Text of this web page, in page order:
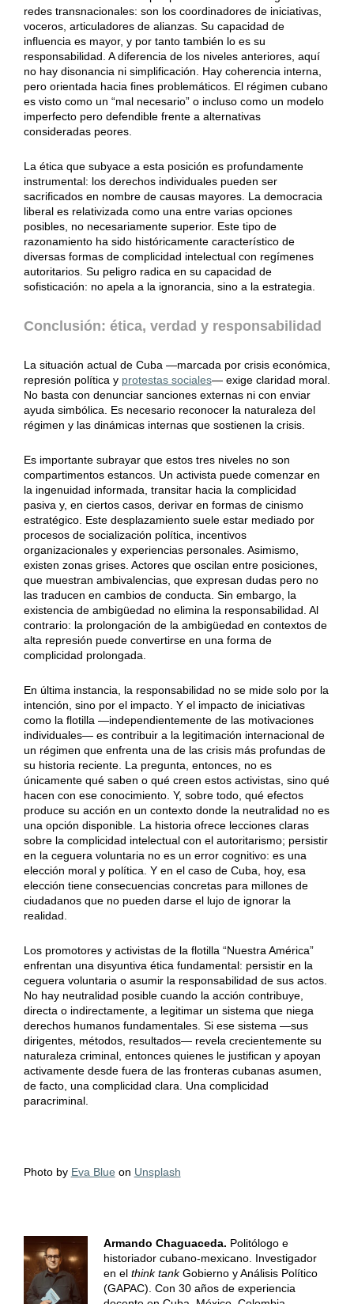
redes transnacionales: son los coordinadores de iniciativas,
voceros, articuladores de alianzas. Su capacidad de
influencia es mayor, y por tanto también lo es su
responsabilidad. A diferencia de los niveles anteriores, aquí
no hay disonancia ni simplificación. Hay coherencia interna,
pero orientada hacia fines problemáticos. El régimen cubano
es visto como un “mal necesario” o incluso como un modelo
imperfecto pero defendible frente a alternativas
consideradas peores.
La ética que subyace a esta posición es profundamente
instrumental: los derechos individuales pueden ser
sacrificados en nombre de causas mayores. La democracia
liberal es relativizada como una entre varias opciones
posibles, no necesariamente superior. Este tipo de
razonamiento ha sido históricamente característico de
diversas formas de complicidad intelectual con regímenes
autoritarios. Su peligro radica en su capacidad de
sofisticación: no apela a la ignorancia, sino a la estrategia.
Conclusión: ética, verdad y responsabilidad
La situación actual de Cuba —marcada por crisis económica,
represión política y protestas sociales— exige claridad moral.
No basta con denunciar sanciones externas ni con enviar
ayuda simbólica. Es necesario reconocer la naturaleza del
régimen y las dinámicas internas que sostienen la crisis.
Es importante subrayar que estos tres niveles no son
compartimentos estancos. Un activista puede comenzar en
la ingenuidad informada, transitar hacia la complicidad
pasiva y, en ciertos casos, derivar en formas de cinismo
estratégico. Este desplazamiento suele estar mediado por
procesos de socialización política, incentivos
organizacionales y experiencias personales. Asimismo,
existen zonas grises. Actores que oscilan entre posiciones,
que muestran ambivalencias, que expresan dudas pero no
las traducen en cambios de conducta. Sin embargo, la
existencia de ambigüedad no elimina la responsabilidad. Al
contrario: la prolongación de la ambigüedad en contextos de
alta represión puede convertirse en una forma de
complicidad prolongada.
En última instancia, la responsabilidad no se mide solo por la
intención, sino por el impacto. Y el impacto de iniciativas
como la flotilla —independientemente de las motivaciones
individuales— es contribuir a la legitimación internacional de
un régimen que enfrenta una de las crisis más profundas de
su historia reciente. La pregunta, entonces, no es
únicamente qué saben o qué creen estos activistas, sino qué
hacen con ese conocimiento. Y, sobre todo, qué efectos
produce su acción en un contexto donde la neutralidad no es
una opción disponible. La historia ofrece lecciones claras
sobre la complicidad intelectual con el autoritarismo; persistir
en la ceguera voluntaria no es un error cognitivo: es una
elección moral y política. Y en el caso de Cuba, hoy, esa
elección tiene consecuencias concretas para millones de
ciudadanos que no pueden darse el lujo de ignorar la
realidad.
Los promotores y activistas de la flotilla “Nuestra América”
enfrentan una disyuntiva ética fundamental: persistir en la
ceguera voluntaria o asumir la responsabilidad de sus actos.
No hay neutralidad posible cuando la acción contribuye,
directa o indirectamente, a legitimar un sistema que niega
derechos humanos fundamentales. Si ese sistema —sus
dirigentes, métodos, resultados— revela crecientemente su
naturaleza criminal, entonces quienes le justifican y apoyan
activamente desde fuera de las fronteras cubanas asumen,
de facto, una complicidad clara. Una complicidad
paracriminal.
Photo by Eva Blue on Unsplash
Armando Chaguaceda. Politólogo e
historiador cubano-mexicano. Investigador
en el think tankGobierno y Análisis Político
(GAPAC). Con 30 años de experiencia